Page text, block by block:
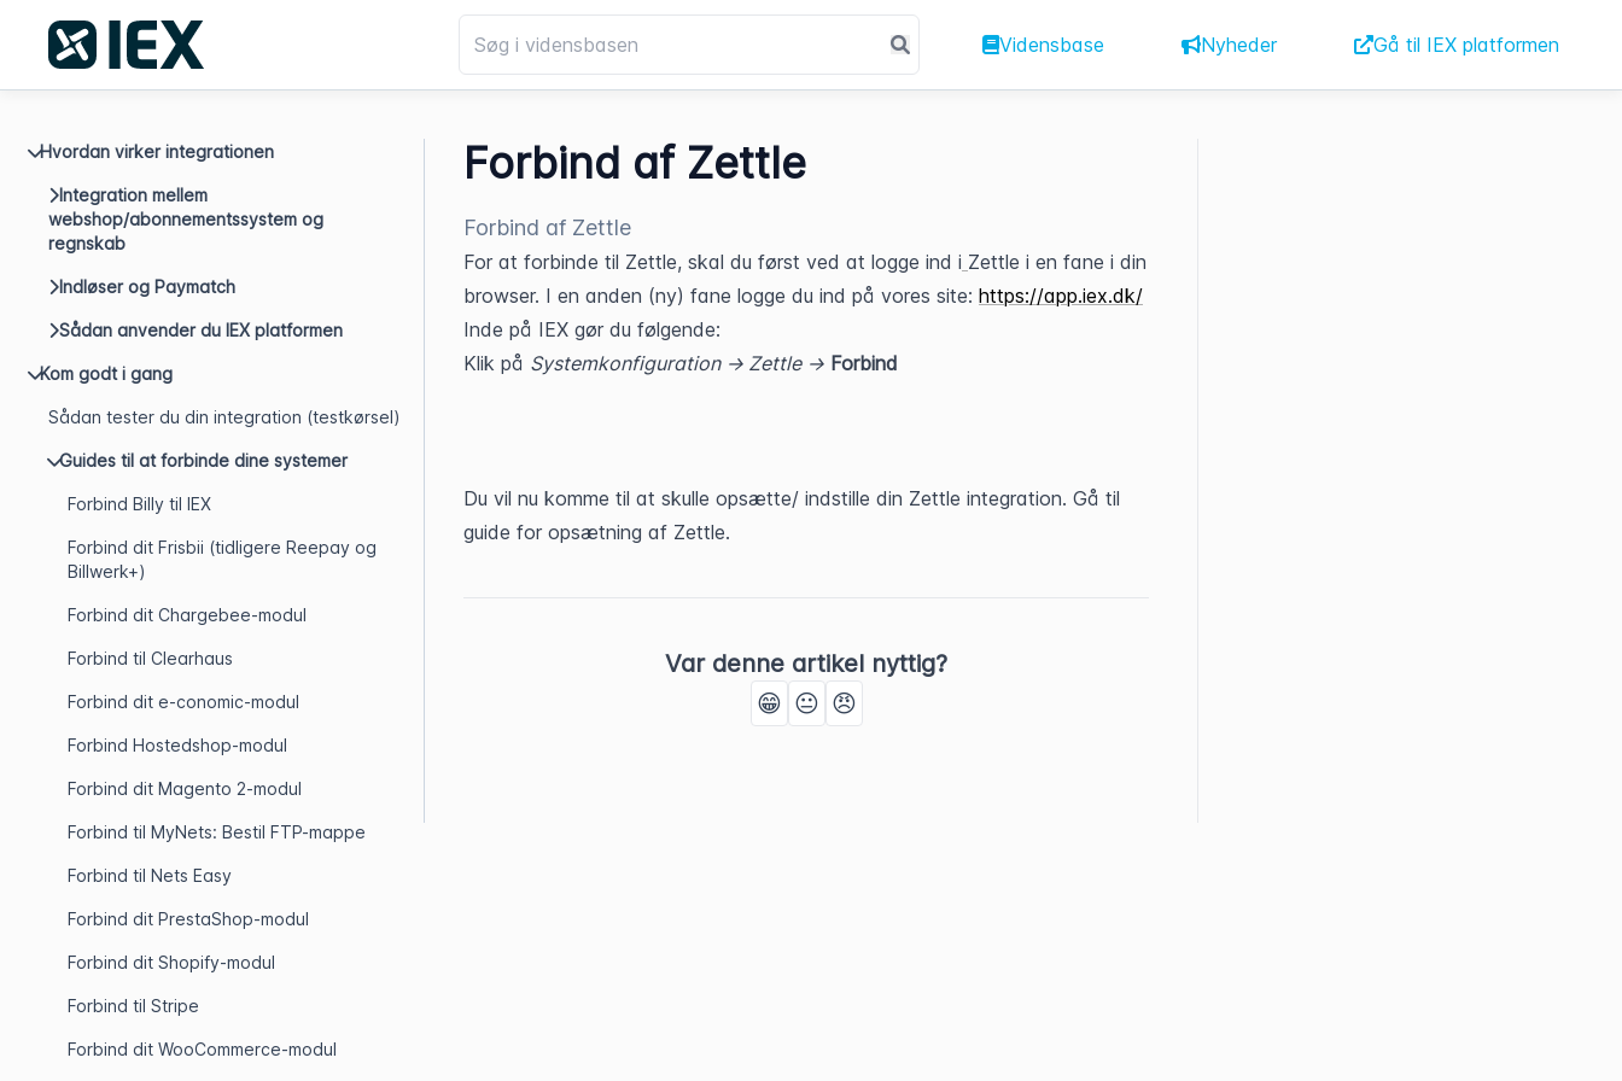
Vidensbase Nyheder Gå til IEX platformen
Hvordan virker integrationen
Integration mellem
webshop/abonnementssystem og
regnskab
Indløser og Paymatch
Sådan anvender du IEX platformen
Kom godt i gang
Sådan tester du din integration (testkørsel)
Guides til at forbinde dine systemer
Forbind Billy til IEX
Forbind dit Frisbii (tidligere Reepay og
Billwerk+)
Forbind dit Chargebee-modul
Forbind til Clearhaus
Forbind dit e-conomic-modul
Forbind Hostedshop-modul
Forbind dit Magento 2-modul
Forbind til MyNets: Bestil FTP-mappe
Forbind til Nets Easy
Forbind dit PrestaShop-modul
Forbind dit Shopify-modul
Forbind til Stripe
Forbind dit WooCommerce-modul
Forbind af Zettle
Forbind af Zettle
For at forbinde til Zettle, skal du først ved at logge ind i Zettle i en fane i din
browser. I en anden (ny) fane logge du ind på vores site: https://app.iex.dk/
Inde på IEX gør du følgende:
Klik på Systemkonfiguration -> Zettle -> Forbind
Du vil nu komme til at skulle opsætte/ indstille din Zettle integration. Gå til
guide for opsætning af Zettle.
Var denne artikel nyttig?
😁 😐 😠